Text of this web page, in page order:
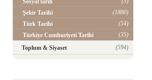
Sosyal tarih
Şehir Tarihi
(1880)
Türk Tarihi
(54)
Türkiye Cumhuriyeti Tarihi
(35)
Toplum & Siyaset
(594)